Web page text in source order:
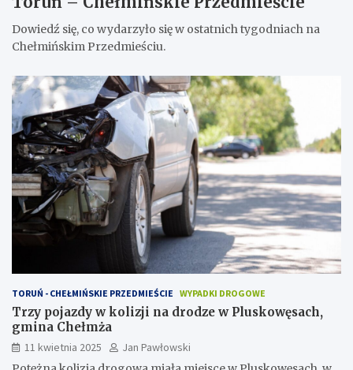
Dowiedź się, co wydarzyło się w ostatnich tygodniach na
Chełmińskim Przedmieściu.
TORUŃ - CHEŁMIŃSKIE PRZEDMIEŚCIE WYPADKI DROGOWE
Trzy pojazdy w kolizji na drodze w Pluskowęsach,
gmina Chełmża
11 kwietnia 2025
Jan Pawłowski